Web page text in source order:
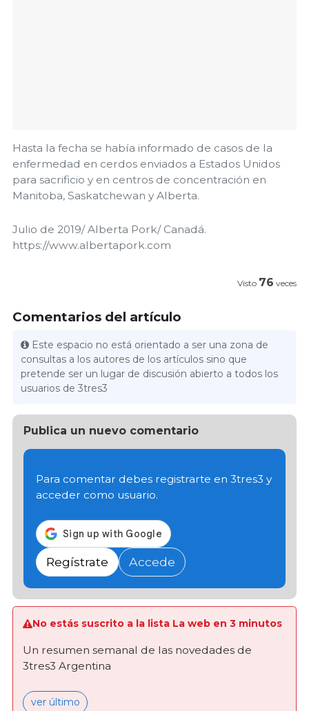
Hasta la fecha se había informado de casos de la
enfermedad en cerdos enviados a Estados Unidos
para sacrificio y en centros de concentración en
Manitoba, Saskatchewan y Alberta.
Julio de 2019/ Alberta Pork/ Canadá.
https://www.albertapork.com
Visto 76 veces
Comentarios del artículo
Este espacio no está orientado a ser una zona de
consultas a los autores de los artículos sino que
pretende ser un lugar de discusión abierto a todos los
usuarios de 3tres3
Publica un nuevo comentario
Para comentar debes registrarte en 3tres3 y
acceder como usuario.
Regístrate Accede
No estás suscrito a la lista La web en 3 minutos
Un resumen semanal de las novedades de
3tres3 Argentina
ver último